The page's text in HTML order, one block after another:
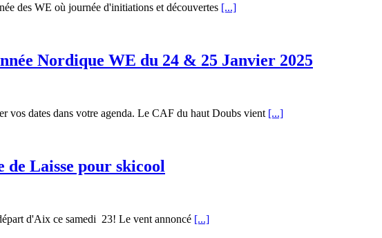
des WE où journée d'initiations et découvertes [...]
Nordique WE du 24 & 25 Janvier 2025
dates dans votre agenda. Le CAF du haut Doubs vient [...]
Laisse pour skicool
d'Aix ce samedi 23! Le vent annoncé [...]